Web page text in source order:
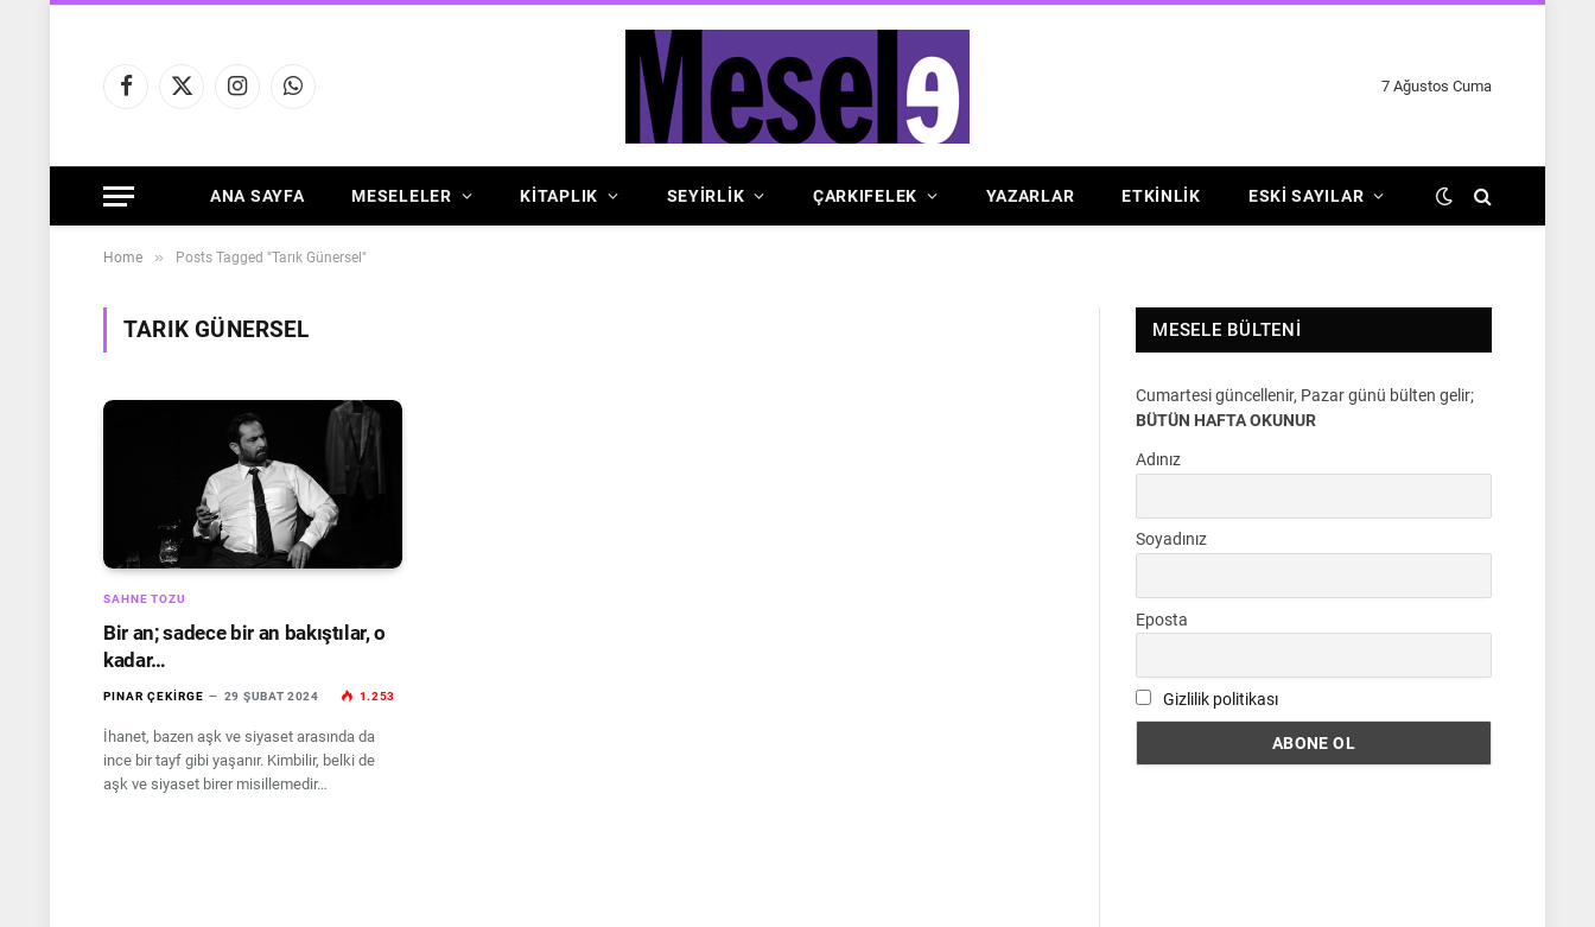
Facebook
X
InstagramWhatsApp
7 Ağustos Cuma
ANA SAYFA MESELELER KİTAPLIK SEYİRLİK ÇARKIFELEK YAZARLAR ETKINLIK ESKI SAYILAR
Home » Posts Tagged "Tarık Günersel"
TARIK GÜNERSEL
SAHNE TOZU
Bir an; sadece bir an bakıştılar, o
kadar…
PINAR ÇEKIRGE 29 ŞUBAT 2024 1.253
İhanet, bazen aşk ve siyaset arasında da
ince bir tayf gibi yaşanır. Kimbilir, belki de
aşk ve siyaset birer misillemedir…
MESELE BÜLTENI
Cumartesi güncellenir, Pazar günü bülten gelir;
BÜTÜN HAFTA OKUNUR
Adınız
Soyadınız
Eposta
Gizlilik politikası